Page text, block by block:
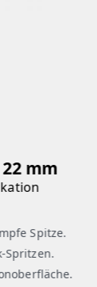
mm
Spitze.
Spritzen.